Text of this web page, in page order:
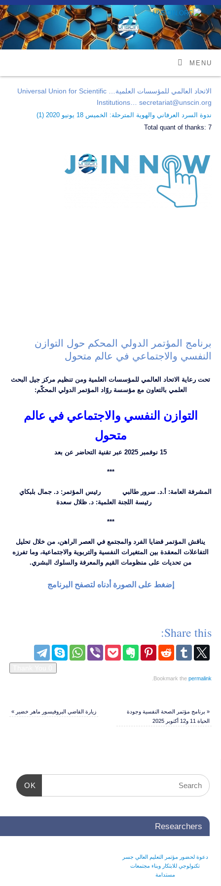
MENU
الاتحاد العالمي للمؤسسات العلمية… Universal Union for Scientific
Institutions… secretariat@unscin.org
ندوة السرد العرفاني والهوية المترحلة: الخميس 18 يونيو 2020 ( 1
)
Total quant of thanks:7
برنامج المؤتمر الدولي المحكم حول التوازن
النفسي والاجتماعي في عالم متحول
تحت رعاية الاتحاد العالمي للمؤسسات العلمية ومن تنظيم مركز جيل البحث
العلمي بالتعاون مع مؤسسة روّاد المؤتمر الدولي المحكّم:
التوازن النفسي والاجتماعي في عالم
متحول
15 نوفمبر 2025 عبر تقنية التحاضر عن بعد
***
المشرفة العامة: أ.د. سرور طالبي رئيس المؤتمر: د. جمال بلبكاي
رئيسة اللجنة العلمية: د. ظلال سعدة
***
يناقش المؤتمر قضايا الفرد والمجتمع في العصر الراهن، من خلال تحليل
التفاعلات المعقدة بين المتغيرات النفسية والتربوية والاجتماعية، وما تفرزه
من تحديات على منظومات القيم والمعرفة والسلوك البشري.
إضغط على الصورة أدناه لتصفح البرنامج
Share this:
Bookmark thepermalink
.
«برنامج مؤتمر الصحة النفسية وجودة
الحياة 11 و12 أكتوبر 2025
زيارة القاضي البروفيسور ماهر خضير»
OK
Researchers
دعوة لحضور مؤتمر التعليم العالي جسر
تكنولوجي للابتكار وبناء مجتمعات
مستدامة